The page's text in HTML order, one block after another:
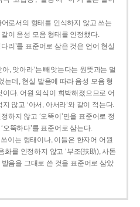
로서의 형태를 인식하지 않고 쓰는
같이 음성 모음 형태를 인정했다.
리’를 표준어로 삼은 것은 언어 현실
, 앗아라’는 빼앗는다는 원뜻과는 멀
는데, 현실 발음에 따라 음성 모음 형
이다. 어원 의식이 희박해졌으므로 어
않고 ‘아서, 아서라’와 같이 적는다.
하지 않고 ‘오뚝이’만을 표준어로 정
오뚝하다’를 표준어로 삼는다.
이는 형태이나, 이들은 한자어 어원
화를 인정하지 않고 ‘부조(扶助), 사돈
음을 그대로 쓴 것을 표준어로 삼았